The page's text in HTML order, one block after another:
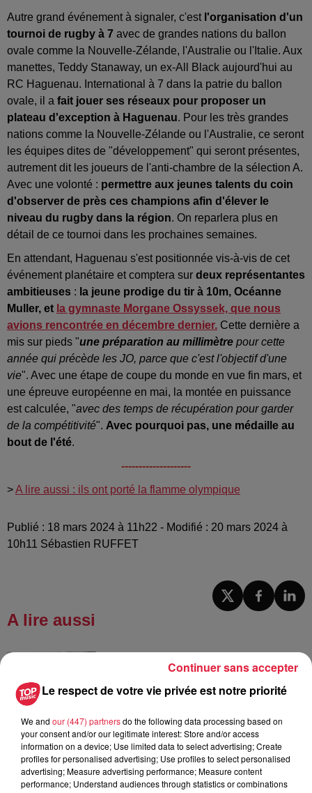
Autre grand événement à signaler, c'est l'organisation d'un
tournoi de rugby à 7 avec de grandes nations du ballon
ovale comme la Nouvelle-Zélande, l'Australie ou l'Italie. Aux
manettes, Teddy Stanaway, un ex-All Black aujourd'hui au
RC Haguenau. International à 7 dans la patrie du ballon
ovale, il a fait jouer ses réseaux pour proposer un
plateau d'exception à Haguenau. Pour les très grandes
nations comme la Nouvelle-Zélande ou l'Australie, ce seront
les équipes dites de "développement" qui seront présentes,
autrement dit les joueurs de l'anti-chambre de la sélection A.
Avec une volonté : permettre aux jeunes talents du coin
d'observer de près ces champions afin d'élever le
niveau du rugby dans la région. On reparlera plus en
détail de ce tournoi dans les prochaines semaines.
En attendant, Haguenau s'est positionnée vis-à-vis de cet
événement planétaire et comptera sur deux représentantes
ambitieuses : la jeune prodige du tir à 10m, Océanne
Muller, et la gymnaste Morgane Ossyssek, que nous
avions rencontrée en décembre dernier. Cette dernière a
mis sur pieds "une préparation au millimètre pour cette
année qui précède les JO, parce que c'est l'objectif d'une
vie". Avec une étape de coupe du monde en vue fin mars, et
une épreuve européenne en mai, la montée en puissance
est calculée, "avec des temps de récupération pour garder
de la compétitivité". Avec pourquoi pas, une médaille au
bout de l'été.
--------------------
>A lire aussi : ils ont porté la flamme olympique
Publié : 18 mars 2024 à 11h22 - Modifié : 20 mars 2024 à
10h11 Sébastien RUFFET
A lire aussi
À Hoerdt, de l’eau brune sort des
robinets
6 août 2026
Tags antisémites à Strasbourg :
Catherine Trautmann réagit
Le respect de votre vie privée est notre priorité
We and our (447) partnersdo the following data processing based on
your consent and/or our legitimate interest: Store and/or access
information on a device; Use limited data to select advertising; Create
profiles for personalised advertising; Use profiles to select personalised
advertising; Measure advertising performance; Measure content
performance; Understand audiences through statistics or combinations
Continuer sans accepter